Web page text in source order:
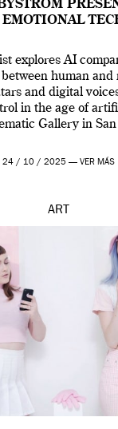
explores AI
human and
and digital
in the age of
Gallery in
24 / 10 / 2025 — VER MÁS
ART